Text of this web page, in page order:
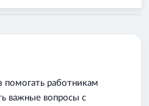
работникам
важные вопросы с